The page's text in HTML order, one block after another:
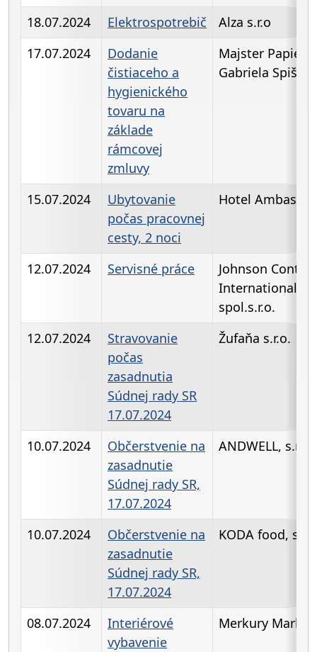
18.07.2024
Elektrospotrebič
Alza s.r.o
17.07.2024
Dodanie
čistiaceho a
hygienického
tovaru na
základe
rámcovej
zmluvy
Majster Papier -
Gabriela
15.07.2024
Ubytovanie
počas pracovnej
cesty, 2 noci
Hotel
12.07.2024 Servisné práce
Johnson
International
spol.s.r.o.
12.07.2024
Stravovanie
počas
zasadnutia
Súdnej rady SR
17.07.2024
Žufaňa s.r.o.
10.07.2024
Občerstvenie na
zasadnutie
Súdnej rady SR,
17.07.2024
ANDWELL, s.r.o
10.07.2024
Občerstvenie na
zasadnutie
Súdnej rady SR,
17.07.2024
KODA food, s.r.o
08.07.2024
Interiérové
vybavenie
Merkury Market